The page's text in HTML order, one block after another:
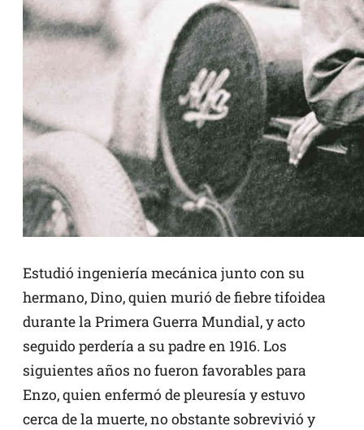
Estudió ingeniería mecánica junto con su
hermano, Dino, quien murió de fiebre tifoidea
durante la Primera Guerra Mundial, y acto
seguido perdería a su padre en 1916. Los
siguientes años no fueron favorables para
Enzo, quien enfermó de pleuresía y estuvo
cerca de la muerte, no obstante sobrevivió y